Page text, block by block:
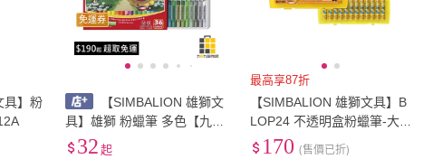
具】粉
免運券
【SIMBALION 雄獅文
具】雄獅 粉蠟筆 多色【九乘
九文具】蠟筆 兒童蠟筆 繪畫
32 起
最高享87折
【SIMBALION 雄獅文具】B
LOP24 不透明盒粉蠟筆-大盒
24色
170 (售價已折)